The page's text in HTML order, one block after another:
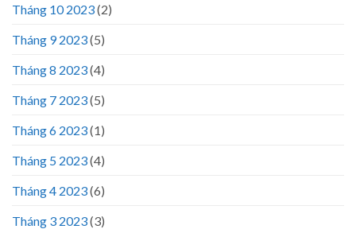
Tháng 10 2023(2)
Tháng 9 2023(5)
Tháng 8 2023(4)
Tháng 7 2023(5)
Tháng 6 2023(1)
Tháng 5 2023(4)
Tháng 4 2023(6)
Tháng 3 2023(3)